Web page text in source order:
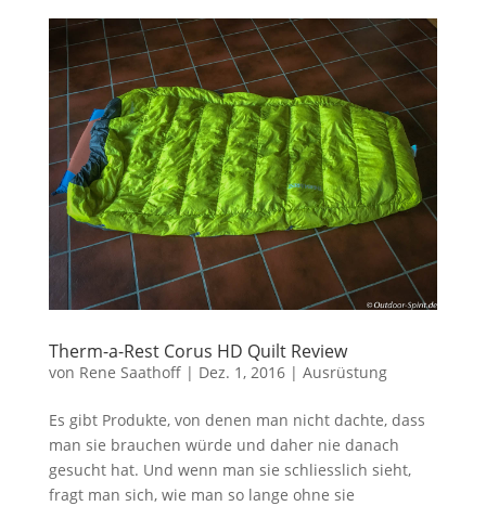
Therm-a-Rest Corus HD Quilt Review
von Rene Saathoff| Dez. 1, 2016| Ausrüstung
Es gibt Produkte, von denen man nicht dachte, dass
man sie brauchen würde und daher nie danach
gesucht hat. Und wenn man sie schliesslich sieht,
fragt man sich, wie man so lange ohne sie